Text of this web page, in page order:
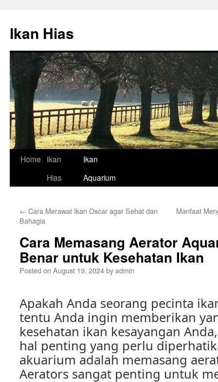
content
Ikan Hias
Home
Ikan
Hias
Ikan
Aquarium
← Cara Merawat Ikan Oscar agar Sehat dan
Bahagia
Manfaat
Cara Memasang Aerator
Benar untuk Kesehatan Ikan
Posted on August 19, 2024byadmin
Apakah Anda seorang pecinta
tentu Anda ingin memberikan
kesehatan ikan kesayangan
hal penting yang perlu
akuarium adalah memasang
Aerators sangat penting untuk